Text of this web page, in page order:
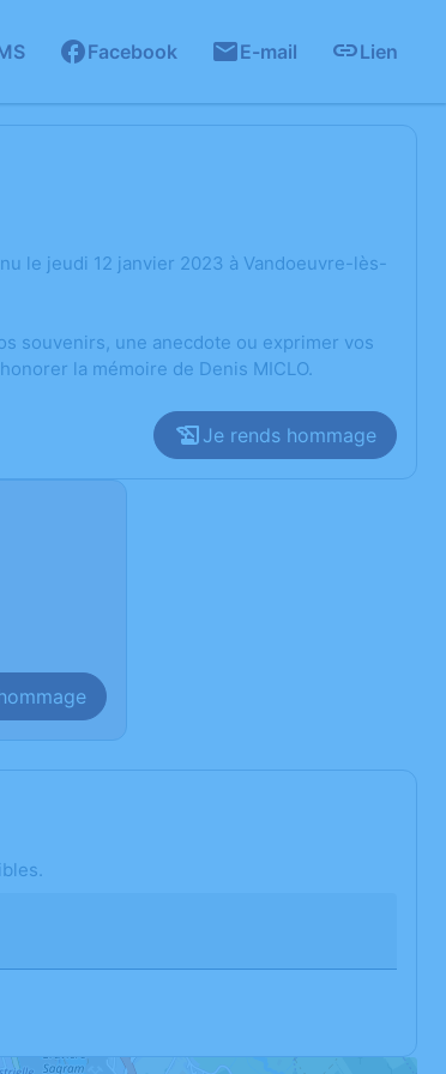
Facebook E-mail Lien
le jeudi 12 janvier 2023 à Vandoeuvre-lès-
souvenirs, une anecdote ou exprimer vos
la mémoire de Denis MICLO.
Je rends hommage